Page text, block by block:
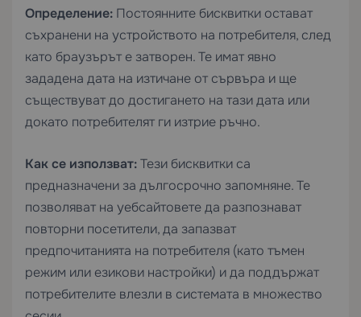
Определение: Постоянните бисквитки остават
съхранени на устройството на потребителя, след
като браузърът е затворен. Те имат явно
зададена дата на изтичане от сървъра и ще
съществуват до достигането на тази дата или
докато потребителят ги изтрие ръчно.
Как се използват:Тези бисквитки са
предназначени за дългосрочно запомняне. Те
позволяват на уебсайтовете да разпознават
повторни посетители, да запазват
предпочитанията на потребителя (като тъмен
режим или езикови настройки) и да поддържат
потребителите влезли в системата в множество